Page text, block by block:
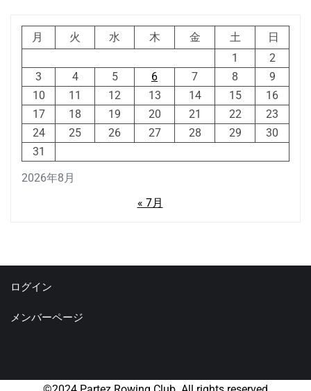
2026年8月
月 火 水 木 金 土
日
1
2
3
4 5 6 7 8
9
10
11 12 13 14 15
16
17
18 19 20 21 22
23
24
25 26 27 28 29
30
31
« 7月
ログイン
メンバーページ